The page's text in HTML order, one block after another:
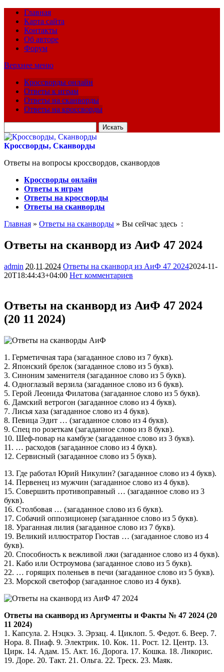
Главная
Карта сайта
Контакты
Об авторе
Форум
Верхнее меню
Кроссворды онлайн
Ответы к играм
Ответы на сканворды
Ответы на кроссворды
для:
Кроссворды, Сканворды
Ответы на вопросы кроссвордов, сканвордов
Кроссворды онлайн
Ответы к играм
Ответы на кроссворды
Ответы на сканворды
Главная » Ответы на сканворды » Вы сейчас здесь :
Ответы на сканворд из АиФ 47 2024
admin 20.11.2024 Ответы на сканворд из АиФ 47 20242024-11-
20T18:44:43+04:00 Нет комментариев
Ответы на сканворд из АиФ 47 2024
(20 11 2024)
1. Герметичная тара (загаданное слово из 7 букв).
2. Японский брелок (загаданное слово из 5 букв).
3. Синоним заменителя (загаданное слово из 5 букв).
4. Одноглазый верзила (загаданное слово из 6 букв).
5. Герой Леонида Филатова (загаданное слово из 5 букв).
6. Дамский ветрогон (загаданное слово из 4 букв).
7. Лисья хаза (загаданное слово из 4 букв).
8. Певица Эдит … (загаданное слово из 4 букв).
9. Спец по розеткам (загаданное слово из 8 букв).
10. Шеф-повар на камбузе (загаданное слово из 3 букв).
11. … расходов (загаданное слово из 4 букв).
12. Сервисный (загаданное слово из 5 букв).
13. Где работал Юрий Никулин? (загаданное слово из 4 букв).
14. Первенец из мужчин (загаданное слово из 4 букв).
15. Совершить противоправный … (загаданное слово из 3
букв).
16. Столбовая … (загаданное слово из 6 букв).
17. Собачий оппозиционер (загаданное слово из 5 букв).
18. Ураганная лилия (загаданное слово из 7 букв).
19. Великий иллюстратор Гюстав … (загаданное слово из 4
букв).
20. Способность к вежливой лжи (загаданное слово из 4 букв).
21. Кабо или Остроумова (загаданное слово из 5 букв).
22. … горящих поленьев в печи (загаданное слово из 5 букв).
23. Морской светофор (загаданное слово из 4 букв).
Ответы на сканворд из Аргументы и Факты № 47 2024 (20
11 2024)
1. Капсула. 2. Нэцкэ. 3. Эрзац. 4. Циклоп. 5. Федот. 6. Веер. 7.
Нора. 8. Пиаф. 9. Электрик. 10. Кок. 11. Рост. 12. Центр. 13.
Цирк. 14. Адам. 15. Акт. 16. Дорога. 17. Кошка. 18. Ликорис.
19. Доре. 20. Такт. 21. Ольга. 22. Треск. 23. Маяк.